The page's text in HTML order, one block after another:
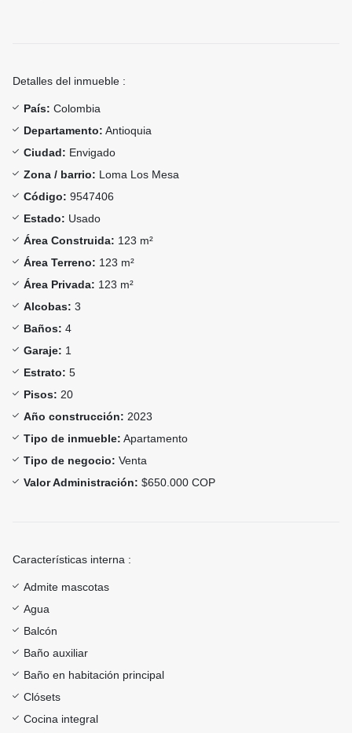
Detalles del inmueble :
País: Colombia
Departamento: Antioquia
Ciudad: Envigado
Zona / barrio: Loma Los Mesa
Código: 9547406
Estado: Usado
Área Construida: 123 m²
Área Terreno: 123 m²
Área Privada: 123 m²
Alcobas: 3
Baños: 4
Garaje: 1
Estrato: 5
Pisos: 20
Año construcción: 2023
Tipo de inmueble: Apartamento
Tipo de negocio: Venta
Valor Administración: $650.000 COP
Características interna :
Admite mascotas
Agua
Balcón
Baño auxiliar
Baño en habitación principal
Clósets
Cocina integral